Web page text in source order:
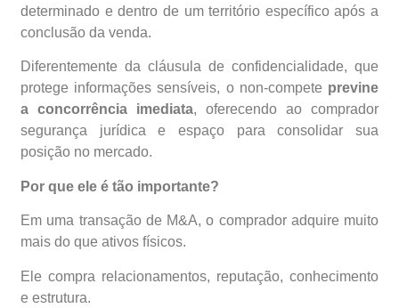
determinado e dentro de um território específico após a
conclusão da venda.
Diferentemente da cláusula de confidencialidade, que
protege informações sensíveis, o non-compete previne
a concorrência imediata, oferecendo ao comprador
segurança jurídica e espaço para consolidar sua
posição no mercado.
Por que ele é tão importante?
Em uma transação de M&A, o comprador adquire muito
mais do que ativos físicos.
Ele compra relacionamentos, reputação, conhecimento
e estrutura.